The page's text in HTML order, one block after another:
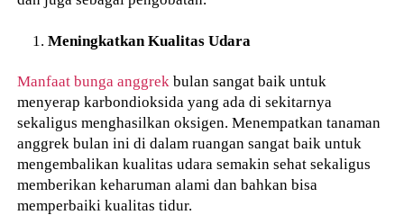
Meningkatkan Kualitas Udara
Manfaat bunga anggrek bulan sangat baik untuk
menyerap karbondioksida yang ada di sekitarnya
sekaligus menghasilkan oksigen. Menempatkan tanaman
anggrek bulan ini di dalam ruangan sangat baik untuk
mengembalikan kualitas udara semakin sehat sekaligus
memberikan keharuman alami dan bahkan bisa
memperbaiki kualitas tidur.